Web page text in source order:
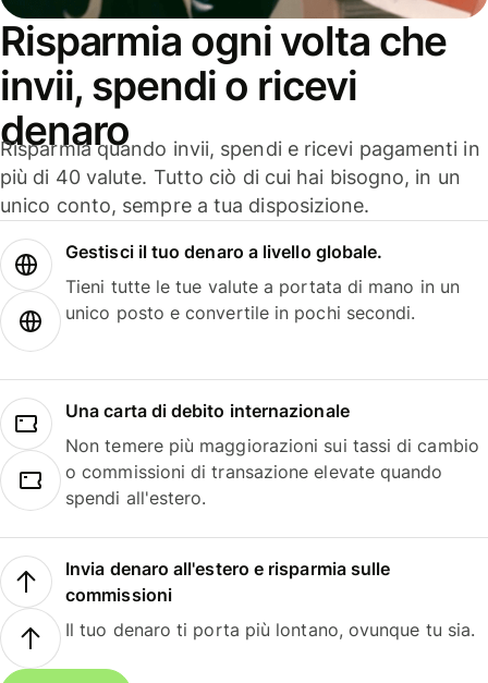
Risparmia ogni volta che
invii, spendi o ricevi
denaro
Risparmia quando invii, spendi e ricevi pagamenti in
più di 40 valute. Tutto ciò di cui hai bisogno, in un
unico conto, sempre a tua disposizione.
Gestisci il tuo denaro a livello globale.
Tieni tutte le tue valute a portata di mano in un
unico posto e convertile in pochi secondi.
Una carta di debito internazionale
Non temere più maggiorazioni sui tassi di cambio
o commissioni di transazione elevate quando
spendi all'estero.
Invia denaro all'estero e risparmia sulle
commissioni
Il tuo denaro ti porta più lontano, ovunque tu sia.